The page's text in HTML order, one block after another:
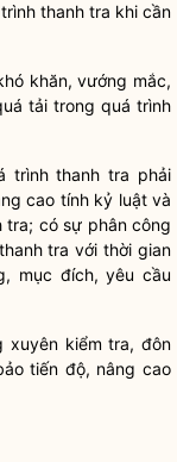
thanh tra khi cần
khăn, vướng mắc,
tải trong quá trình
trình thanh tra phải
cao tính kỷ luật và
tra; có sự phân công
tra với thời gian
mục đích, yêu cầu
xuyên kiểm tra, đôn
tiến độ, nâng cao